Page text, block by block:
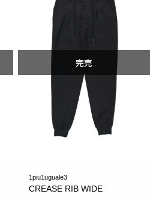
1piu1uguale3
CREASE RIB WIDE